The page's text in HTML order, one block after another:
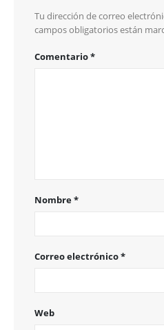
Tu dirección de correo
campos obligatorios están
Comentario*
Nombre*
Correo electrónico*
Web